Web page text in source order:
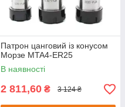
Патрон цанговий із конусом
Морзе MTA4-ER25
В наявності
2 811,60 ₴ 3 124 ₴